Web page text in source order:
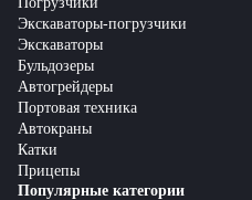
Экскаваторы-погрузчики
Экскаваторы
Бульдозеры
Автогрейдеры
Портовая техника
Автокраны
Катки
Прицепы
Популярные категории